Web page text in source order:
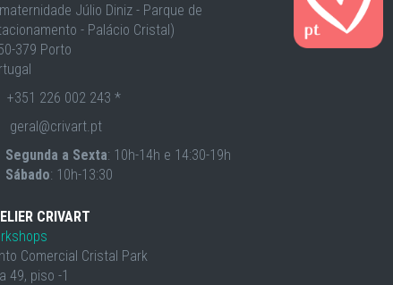
Júlio Diniz - Parque de
- Palácio Cristal)
379 Porto
+351 226 002 243 *
geral@crivart.pt
Segunda a Sexta: 10h-14h e 14:30-19h
Sábado: 10h-13:30
CRIVART
Comercial Cristal Park
49, piso -1